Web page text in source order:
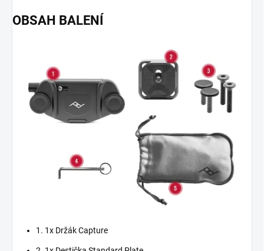
OBSAH BALENÍ
1. 1x Držák Capture